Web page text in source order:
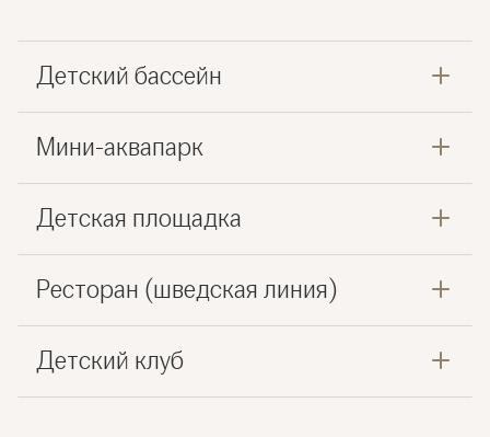
Детский бассейн
Мини-аквапарк
Детская площадка
Ресторан (шведская линия)
Детский клуб